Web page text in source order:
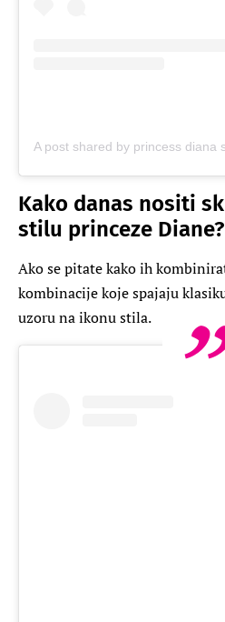
A post shared by princess diana
Kako danas nositi
stilu princeze Diane?
Ako se pitate kako ih
kombinacije koje spajaju
uzoru na ikonu stila.